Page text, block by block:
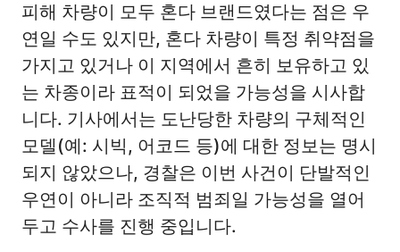
피해 차량이 모두 혼다 브랜드였다는 점은 우
연일 수도 있지만, 혼다 차량이 특정 취약점을
가지고 있거나 이 지역에서 흔히 보유하고 있
는 차종이라 표적이 되었을 가능성을 시사합
니다. 기사에서는 도난당한 차량의 구체적인
모델(예: 시빅, 어코드 등)에 대한 정보는 명시
되지 않았으나, 경찰은 이번 사건이 단발적인
우연이 아니라 조직적 범죄일 가능성을 열어
두고 수사를 진행 중입니다.